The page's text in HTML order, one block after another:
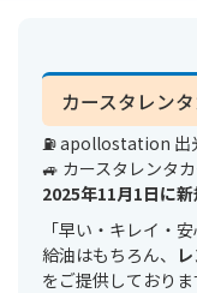
カースタレン
⛽ apollostation 出
🚙 カースタレンタカ
2025年11月1日に
「早い・キレイ・
給油はもちろん、
をご提供しておりま